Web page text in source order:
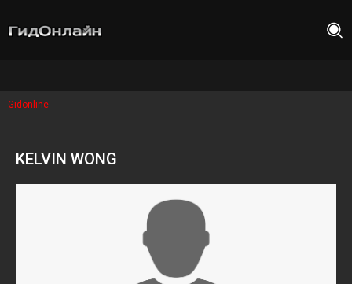
Gidonline
KELVIN WONG